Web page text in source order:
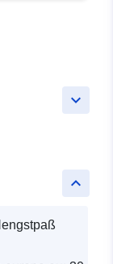
keyboard_arrow_down
keyboard_arrow_up